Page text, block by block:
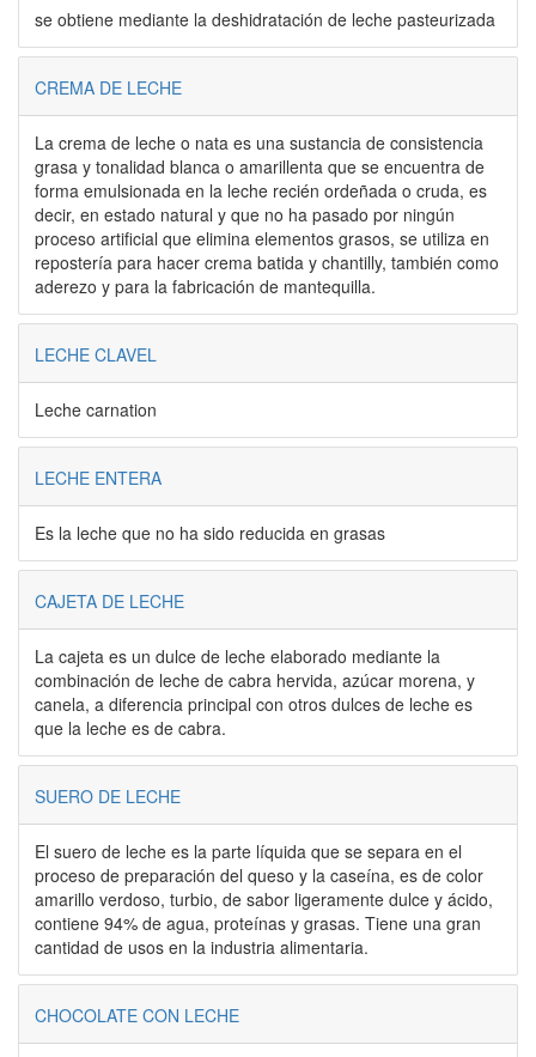
se obtiene mediante la deshidratación de leche pasteurizada
CREMA DE LECHE
La crema de leche o nata es una sustancia de consistencia
grasa y tonalidad blanca o amarillenta que se encuentra de
forma emulsionada en la leche recién ordeñada o cruda, es
decir, en estado natural y que no ha pasado por ningún
proceso artificial que elimina elementos grasos, se utiliza en
repostería para hacer crema batida y chantilly, también como
aderezo y para la fabricación de mantequilla.
LECHE CLAVEL
Leche carnation
LECHE ENTERA
Es la leche que no ha sido reducida en grasas
CAJETA DE LECHE
La cajeta es un dulce de leche elaborado mediante la
combinación de leche de cabra hervida, azúcar morena, y
canela, a diferencia principal con otros dulces de leche es
que la leche es de cabra.
SUERO DE LECHE
El suero de leche es la parte líquida que se separa en el
proceso de preparación del queso y la caseína, es de color
amarillo verdoso, turbio, de sabor ligeramente dulce y ácido,
contiene 94% de agua, proteínas y grasas. Tiene una gran
cantidad de usos en la industria alimentaria.
CHOCOLATE CON LECHE